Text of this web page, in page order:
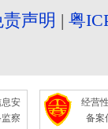
责声明 |粤
安
察
经营
备案